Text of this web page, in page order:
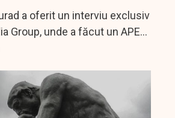
a oferit un interviu exclusiv
Group, unde a făcut un APEL